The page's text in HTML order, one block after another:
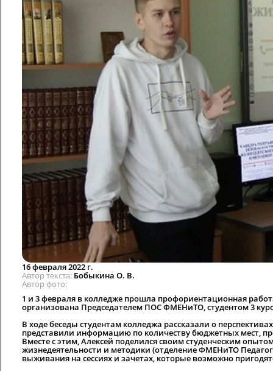
16 февраля 2022 г.
Автор текста Бобыкина О. В.
Автор фото
1 и 3 февраля в колледже прошла профориентационная
организована Председателем ПОС ФМЕНиТО, студентом 3
В ходе беседы студентам колледжа рассказали о
представили информацию по количеству бюджетных мест,
Вместе с этим, Алексей поделился своим студенческим
жизнедеятельности и методики (отделение ФМЕНиТО
выживания на сессиях и зачетах, которые возможно